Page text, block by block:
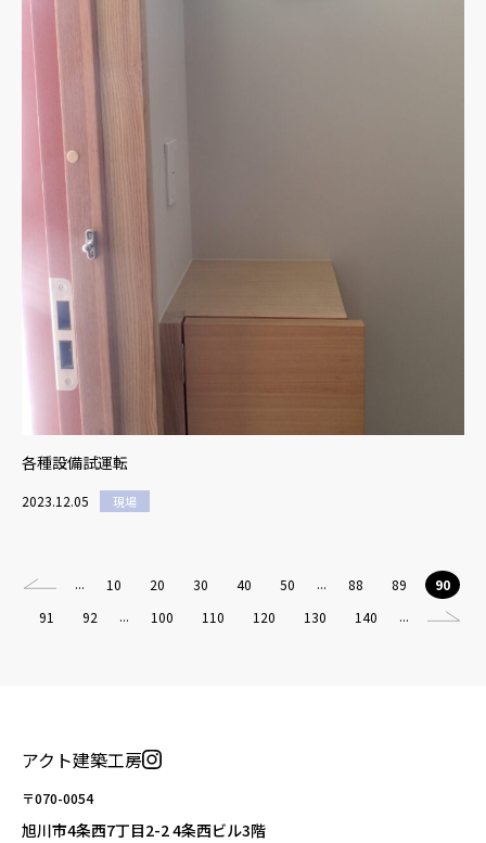
各種設備試運転
2023.12.05 現場
... 10 20 30 40 50 ... 88 89
90
91
92 ... 100 110 120 130 140 ...
アクト建築工房
〒070-0054
旭川市4条西7丁目2-2 4条西ビル3階